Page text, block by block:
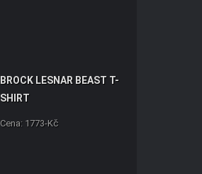
BROCK LESNAR BEAST T-
SHIRT
Cena: 1773-Kč